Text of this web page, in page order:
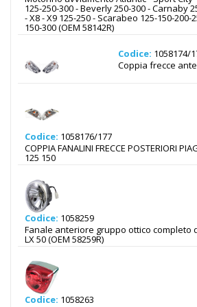
125-250-300 - Beverly 250-300 - Carnaby
- X8 - X9 125-250 - Scarabeo 125-150-200-
150-300 (OEM 58142R)
Codice: 1058174/
Coppia frecce
Codice: 1058176/177
COPPIA FANALINI FRECCE POSTERIORI
125 150
Codice: 1058259
Fanale anteriore gruppo ottico completo
LX 50 (OEM 58259R)
Codice: 1058263